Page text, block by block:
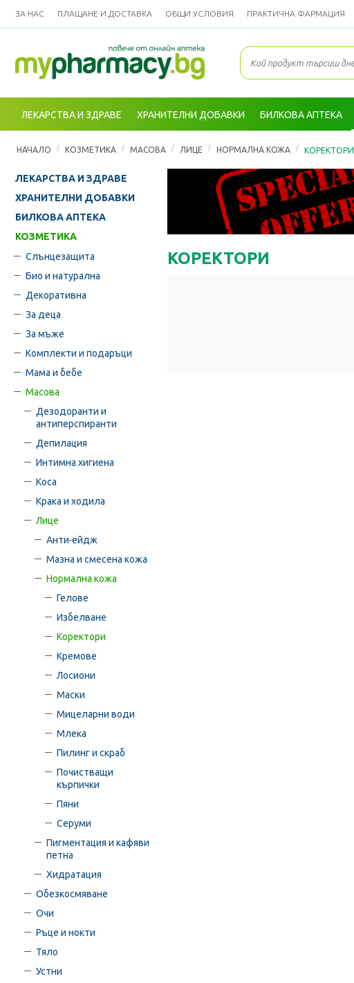
ЗА НАС ПЛАЩАНЕ И ДОСТАВКА ОБЩИ УСЛОВИЯ ПРАКТИЧНА ФАРМАЦИЯ
ЛЕКАРСТВА И ЗДРАВЕ ХРАНИТЕЛНИ ДОБАВКИ БИЛКОВА АПТЕКА
НАЧАЛО / КОЗМЕТИКА / МАСОВА / ЛИЦЕ / НОРМАЛНА КОЖА / КОРЕКТОРИ
ЛЕКАРСТВА И ЗДРАВЕ
ХРАНИТЕЛНИ ДОБАВКИ
БИЛКОВА АПТЕКА
КОЗМЕТИКА
Слънцезащита
Био и натурална
Декоративна
За деца
За мъже
Комплекти и подаръци
Мама и бебе
Масова
Дезодоранти и
антиперспиранти
Депилация
Интимна хигиена
Коса
Крака и ходила
Лице
Анти-ейдж
Мазна и смесена кожа
Нормална кожа
Гелове
Избелване
Коректори
Кремове
Лосиони
Маски
Мицеларни води
Млека
Пилинг и скраб
Почистващи
кърпички
Пяни
Серуми
Пигментация и кафяви
петна
Хидратация
Обезкосмяване
Очи
Ръце и нокти
Тяло
Устни
КОРЕКТОРИ